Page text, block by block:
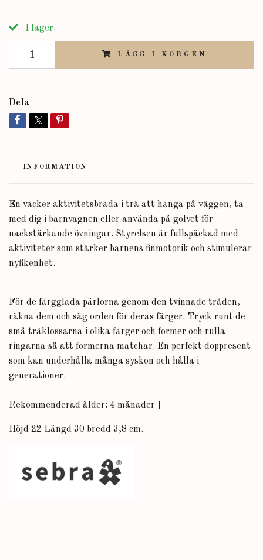
I lager.
LÄGG I KORGEN
Dela
INFORMATION
En vacker aktivitetsbräda i trä att hänga på väggen, ta
med dig i barnvagnen eller använda på golvet för
nackstärkande övningar. Styrelsen är fullspäckad med
aktiviteter som stärker barnens finmotorik och stimulerar
nyfikenhet.
För de färgglada pärlorna genom den tvinnade tråden,
räkna dem och säg orden för deras färger. Tryck runt de
små träklossarna i olika färger och former och rulla
ringarna så att formerna matchar. En perfekt doppresent
som kan underhålla många syskon och hålla i
generationer.
Rekommenderad ålder: 4 månader+
Höjd 22 Längd 30 bredd 3,8 cm.